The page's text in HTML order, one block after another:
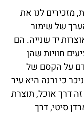
מזכירים לנו את
של שימור
יד שנייה. הם
חוויות שהן
על הקסם של
כי ורנה היא עיר
דרך אוכל, תוצרת
סיטי, דרך